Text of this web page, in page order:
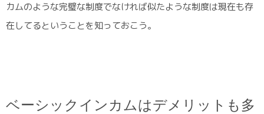
カムのような完璧な制度でなければ似たような制度は現在も存
在してるということを知っておこう。
ベーシックインカムはデメリットも多